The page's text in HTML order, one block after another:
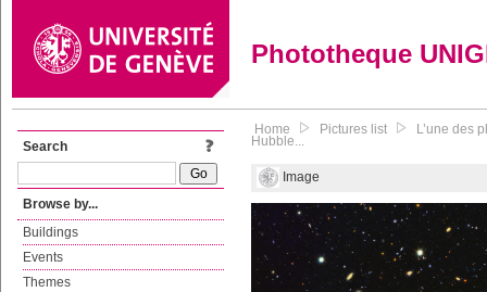
Phototheque
Search
Browse by...
Buildings
Events
Themes
Home Pictures list L’une des
Hubble...
Image